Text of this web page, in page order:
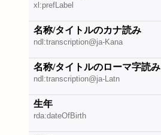
xl:prefLabel
名称/タイトルのカナ読み
ndl:transcription@ja-Kana
名称/タイトルのローマ字読み
ndl:transcription@ja-Latn
生年
rda:dateOfBirth